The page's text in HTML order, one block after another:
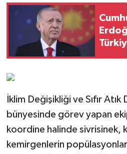
İklim Değişikliği ve Sıfır Atık
bünyesinde görev yapan
koordine halinde sivrisinek,
kemirgenlerin